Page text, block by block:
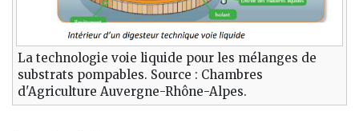
La technologie voie liquide pour les mélanges de
substrats pompables. Source : Chambres
d'Agriculture Auvergne-Rhône-Alpes.